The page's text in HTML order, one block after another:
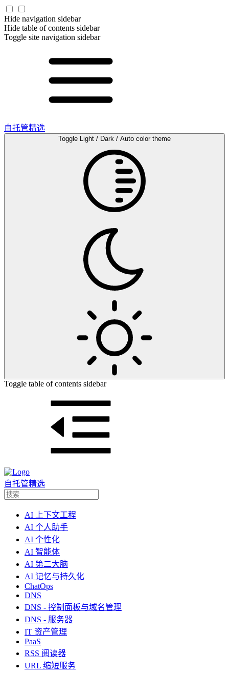
Hide navigation sidebar
Hide table of contents sidebar
Toggle site navigation sidebar
自托管精选
Toggle Light / Dark / Auto color theme
Toggle table of contents sidebar
自托管精选
AI 上下文工程
AI 个人助手
AI 个性化
AI 智能体
AI 第二大脑
AI 记忆与持久化
ChatOps
DNS
DNS - 控制面板与域名管理
DNS - 服务器
IT 资产管理
PaaS
RSS 阅读器
URL 缩短服务